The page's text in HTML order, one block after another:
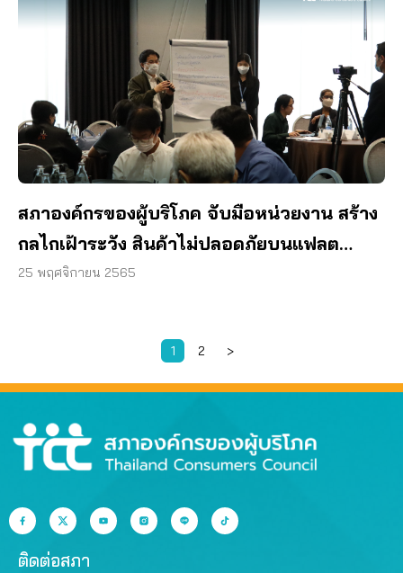
สภาองค์กรของผู้บริโภค จับมือหน่วยงาน สร้าง
กลไกเฝ้าระวัง สินค้าไม่ปลอดภัยบนแฟลต
ฟอร์มออนไลน์
25 พฤศจิกายน 2565
1 2 >
ติดต่อสภา